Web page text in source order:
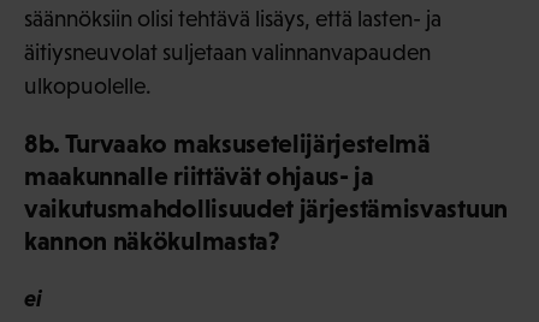
säännöksiin olisi tehtävä lisäys, että lasten- ja
äitiysneuvolat suljetaan valinnanvapauden
ulkopuolelle.
8b. Turvaako maksusetelijärjestelmä
maakunnalle riittävät ohjaus- ja
vaikutusmahdollisuudet järjestämisvastuun
kannon näkökulmasta?
ei